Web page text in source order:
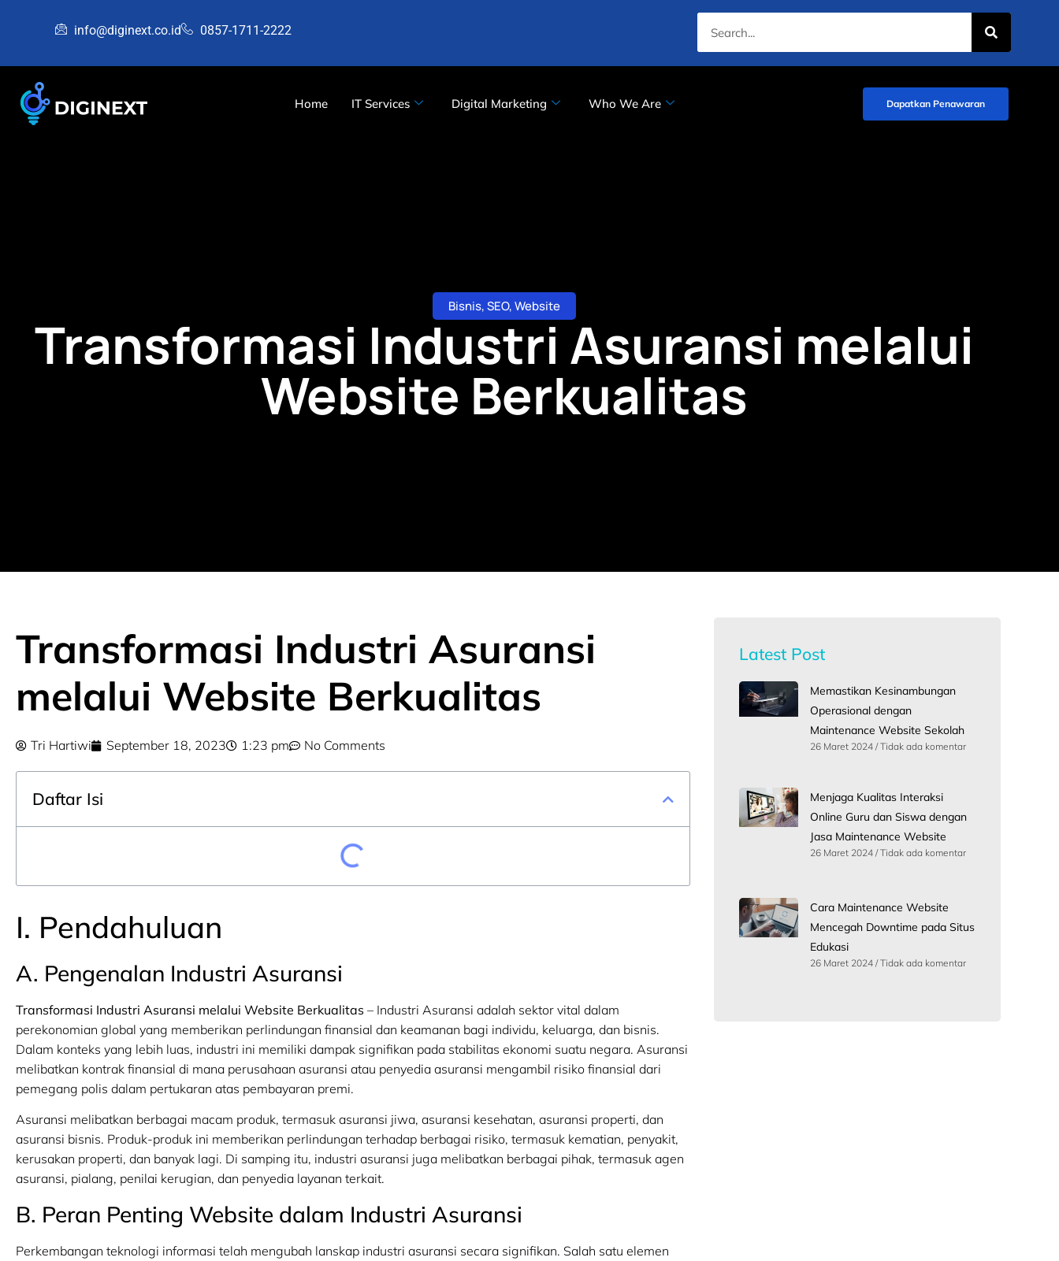
info@diginext.co.id 0857-1711-2222
Home IT Services Digital Marketing Who We Are Dapatkan Penawaran
Bisnis,SEO,Website
Transformasi Industri Asuransi melalui
Website Berkualitas
Transformasi Industri Asuransi
melalui Website Berkualitas
Tri Hartiwi September 18, 2023 1:23 pm No Comments
Daftar Isi
I. Pendahuluan
A. Pengenalan Industri Asuransi
Transformasi Industri Asuransi melalui Website Berkualitas – Industri Asuransi adalah sektor vital dalam
perekonomian global yang memberikan perlindungan finansial dan keamanan bagi individu, keluarga, dan bisnis.
Dalam konteks yang lebih luas, industri ini memiliki dampak signifikan pada stabilitas ekonomi suatu negara. Asuransi
melibatkan kontrak finansial di mana perusahaan asuransi atau penyedia asuransi mengambil risiko finansial dari
pemegang polis dalam pertukaran atas pembayaran premi.
Asuransi melibatkan berbagai macam produk, termasuk asuransi jiwa, asuransi kesehatan, asuransi properti, dan
asuransi bisnis. Produk-produk ini memberikan perlindungan terhadap berbagai risiko, termasuk kematian, penyakit,
kerusakan properti, dan banyak lagi. Di samping itu, industri asuransi juga melibatkan berbagai pihak, termasuk agen
asuransi, pialang, penilai kerugian, dan penyedia layanan terkait.
B. Peran Penting Website dalam Industri Asuransi
Perkembangan teknologi informasi telah mengubah lanskap industri asuransi secara signifikan. Salah satu elemen
Latest Post
Memastikan Kesinambungan
Operasional dengan
Maintenance Website Sekolah
26 Maret 2024 Tidak ada komentar
Menjaga Kualitas Interaksi
Online Guru dan Siswa dengan
Jasa Maintenance Website
26 Maret 2024 Tidak ada komentar
Cara Maintenance Website
Mencegah Downtime pada Situs
Edukasi
26 Maret 2024 Tidak ada komentar